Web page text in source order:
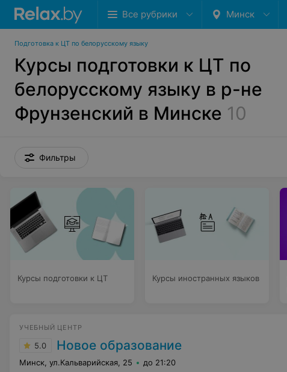
Все рубрики Минск
Подготовка к ЦТ по белорусскому языку
Курсы подготовки к ЦТ по
белорусскому языку в р-не
Фрунзенский в Минске 10
Фильтры
Курсы подготовки к ЦТ Курсы иностранных языков
УЧЕБНЫЙ ЦЕНТР
5.0 Новое образование
Минск, ул.Кальварийская, 25 до 21:20